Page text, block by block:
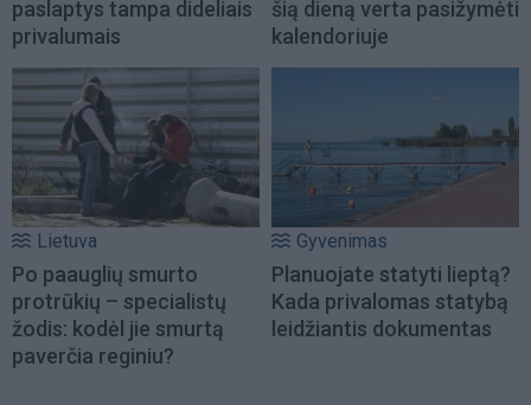
paslaptys tampa dideliais
privalumais
šią dieną verta pasižymėti
kalendoriuje
Lietuva
Po paauglių smurto
protrūkių – specialistų
žodis: kodėl jie smurtą
paverčia reginiu?
Gyvenimas
Planuojate statyti lieptą?
Kada privalomas statybą
leidžiantis dokumentas